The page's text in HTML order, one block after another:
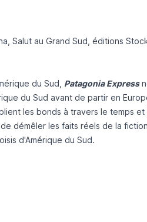
Salut au Grand Sud, éditions
du Sud, Patagonia Express
du Sud avant de partir en
les bonds à travers le temps
démêler les faits réels de la
d'Amérique du Sud.